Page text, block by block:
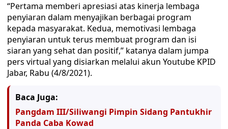
“Pertama memberi apresiasi atas kinerja lembaga
penyiaran dalam menyajikan berbagai program
kepada masyarakat. Kedua, memotivasi lembaga
penyiaran untuk terus membuat program dan isi
siaran yang sehat dan positif,” katanya dalam jumpa
pers virtual yang disiarkan melalui akun Youtube KPID
Jabar, Rabu (4/8/2021).
Baca Juga:
Pangdam III/Siliwangi Pimpin Sidang Pantukhir
Panda Caba Kowad